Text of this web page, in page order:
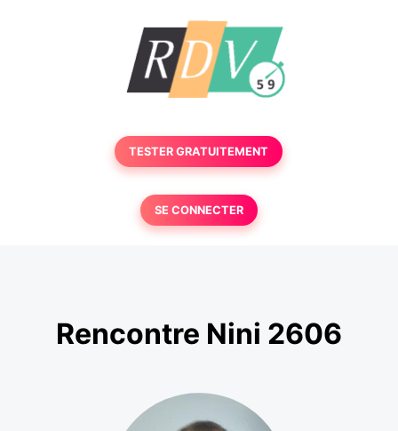
TESTER GRATUITEMENT
SE CONNECTER
Rencontre Nini 2606